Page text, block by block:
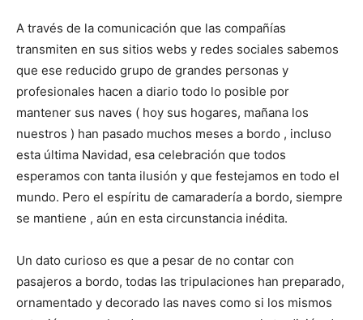
A través de la comunicación que las compañías
transmiten en sus sitios webs y redes sociales sabemos
que ese reducido grupo de grandes personas y
profesionales hacen a diario todo lo posible por
mantener sus naves ( hoy sus hogares, mañana los
nuestros ) han pasado muchos meses a bordo , incluso
esta última Navidad, esa celebración que todos
esperamos con tanta ilusión y que festejamos en todo el
mundo. Pero el espíritu de camaradería a bordo, siempre
se mantiene , aún en esta circunstancia inédita.
Un dato curioso es que a pesar de no contar con
pasajeros a bordo, todas las tripulaciones han preparado,
ornamentado y decorado las naves como si los mismos